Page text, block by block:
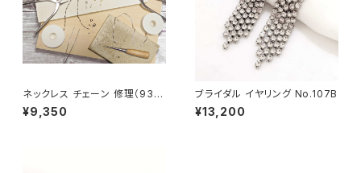
ネックレス チェーン 修理（935
0円分）
¥9,350
ブライダル イヤリング No.107B
¥13,200